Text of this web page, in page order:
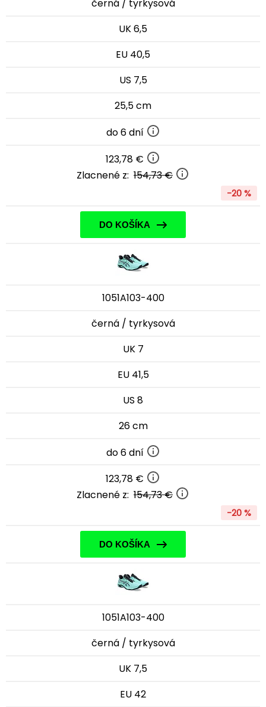
černá / tyrkysová
UK 6,5
EU 40,5
US 7,5
25,5 cm
do 6 dní
123,78 €
Zlacnené z: 154,73 €
-20 %
DO KOŠÍKA
1051A103-400
černá / tyrkysová
UK 7
EU 41,5
US 8
26 cm
do 6 dní
123,78 €
Zlacnené z: 154,73 €
-20 %
DO KOŠÍKA
1051A103-400
černá / tyrkysová
UK 7,5
EU 42